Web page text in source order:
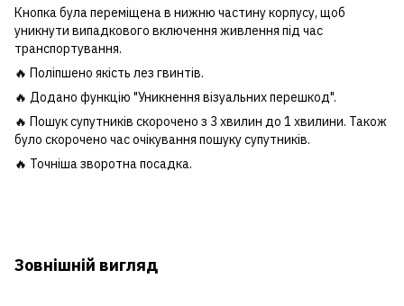
Кнопка була переміщена в нижню частину корпусу, щоб
уникнути випадкового включення живлення під час
транспортування.
🔥 Поліпшено якість лез гвинтів.
🔥 Додано функцію "Уникнення візуальних перешкод".
🔥 Пошук супутників скорочено з 3 хвилин до 1 хвилини. Також
було скорочено час очікування пошуку супутників.
🔥 Точніша зворотна посадка.
Зовнішній вигляд